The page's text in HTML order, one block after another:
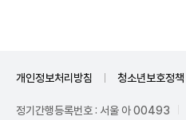
개인정보처리방침 청소년보호정책
정기간행등록번호 : 서울 아 00493